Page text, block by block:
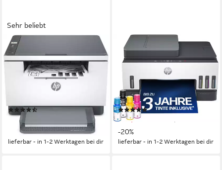
Sehr beliebt
HP
LaserJet MFP M234dw
Multifunktionsdrucker
600 x 600 dpi
Auflösung s/w Druck
Auflösung Scan
(20)
184,28 €
-36%
lieferbar - in 1-2 Werktagen bei dir
HP
Smart Tank 7605
Multifunktionsdrucker
1200 x 1200 dpi Auflösung s/w Druck
4800 x 1200 dpi Auflösung Farb Druck
1200 dpi Auflösung Scan
(12)
369,00 €
-20%
lieferbar - in 1-2 Werktagen bei dir